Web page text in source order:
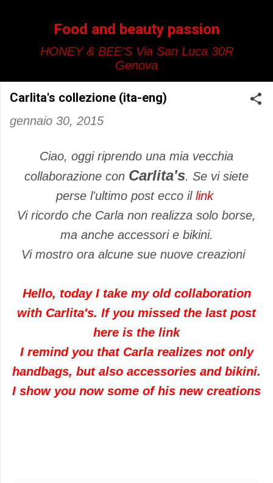
Food and beauty passion
HONEY & BEE'S Via San Luca 30R
Genova
Carlita's collezione (ita-eng)
gennaio 30, 2015
Ciao, oggi riprendo una mia vecchia
collaborazione con Carlita's. Se vi siete
perse l'ultimo post ecco il link
Vi ricordo che Carla non realizza solo borse,
ma anche accessori e bikini.
Vi mostro ora alcune sue nuove creazioni
Hello, today I take my old collaboration
with Carlita's. If you missed the last post
here is the link
I remind you that Carla realizes not only
handbags, but also accessories and bikini.
I show you now some of his new creations